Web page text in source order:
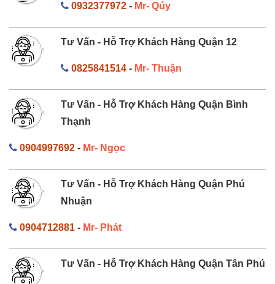
0932377972- Mr- Qúy
Tư Vấn - Hỗ Trợ Khách Hàng Quận 12
0825841514- Mr- Thuận
Tư Vấn - Hỗ Trợ Khách Hàng Quận Bình
Thạnh
0904997692 - Mr- Ngọc
Tư Vấn - Hỗ Trợ Khách Hàng Quận Phú
Nhuận
0904712881 - Mr- Phát
Tư Vấn - Hỗ Trợ Khách Hàng Quận Tân Phú